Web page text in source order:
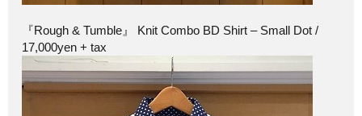
『Rough & Tumble』 Knit Combo BD Shirt – Small Dot /
17,000yen + tax